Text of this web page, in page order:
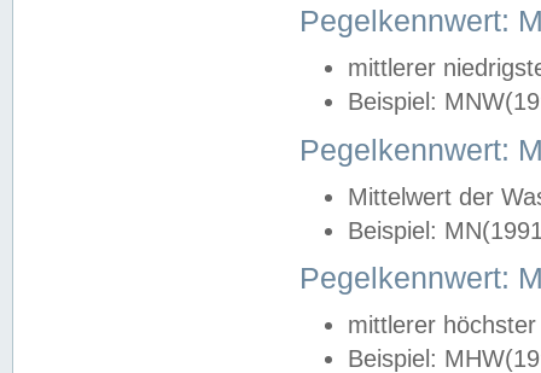
Pegelkennwert:
mittlerer
Beispiel:
Pegelkennwert:
Mittelwert der
Beispiel:
Pegelkennwert:
mittlerer
Beispiel: